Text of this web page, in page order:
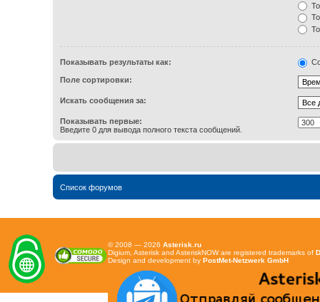
Показывать результаты как:
Поле сортировки:
Искать сообщения за:
Показывать первые:
Введите 0 для вывода полного текста сообщений.
Список форумов
© 2008 — 2026 Asterisk.ru
Digium, Asterisk and AsteriskNOW are registered trademarks of
Design and development by PostMet-Netzwerk GmbH